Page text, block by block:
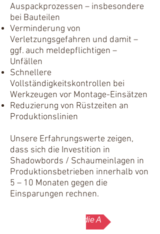
Auspackprozessen – insbesondere
bei Bauteilen
Verminderung von
Verletzungsgefahren und damit –
ggf. auch meldepflichtigen –
Unfällen
Schnellere
Vollständigkeitskontrollen bei
Werkzeugen vor Montage-Einsätzen
Reduzierung von Rüstzeiten an
Produktionslinien
Unsere Erfahrungswerte zeigen,
dass sich die Investition in
Shadowbords / Schaumeinlagen in
Produktionsbetrieben innerhalb von
5 – 10 Monaten gegen die
Einsparungen rechnen.
Fallstudie A